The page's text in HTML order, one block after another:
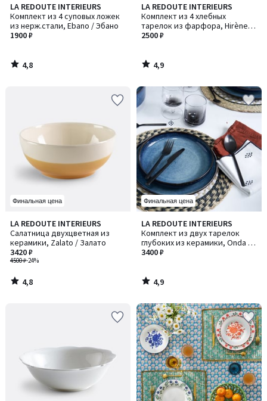
LA REDOUTE INTERIEURS
Комплект из 4 суповых ложек
из нерж.стали, Ebano / Эбано
1900 ₽
4,8
/ 5
4,8
/
LA REDOUTE INTERIEURS
Комплект из 4 хлебных
тарелок из фарфора, Hirène /
Хирен
2500 ₽
4,9
/ 5
4,9
/
Финальная цена
LA REDOUTE INTERIEURS
Салатница двухцветная из
керамики, Zalato / Залато
4500 ₽-24%
3420 ₽
4,8
/ 5
4,8
/
Финальная цена
LA REDOUTE INTERIEURS
Комплект из двух тарелок
глубоких из керамики, Onda /
Онда
3400 ₽
4,9
/ 5
4,9
/